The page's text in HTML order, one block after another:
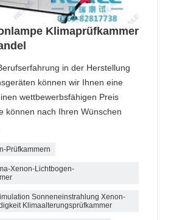
Klimaprüfkammer
in der Herstellung
können wir Ihnen eine
wettbewerbsfähigen Preis
können nach Ihren Wünschen
Prüfkammern
Xenon-Lichtbogen-
Sonneneinstrahlung Xenon-
Klimaalterungsprüfkammer